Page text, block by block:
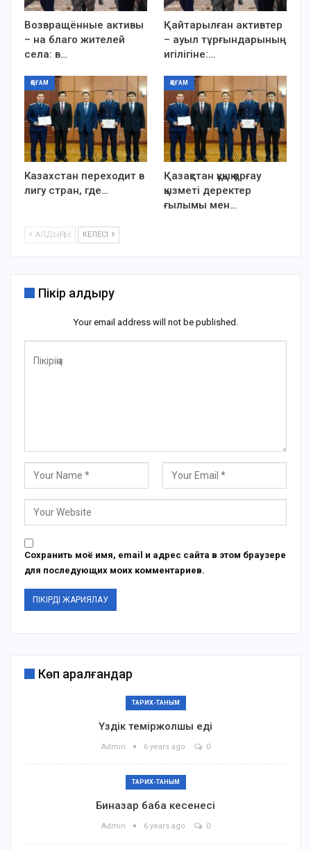
Возвращённые активы
– на благо жителей
села: в…
Қайтарылған активтер
– ауыл тұрғындарының
игілігіне:…
ҚОҒАМ
Казахстан переходит в
лигу стран, где…
ҚОҒАМ
Қазақстан құқық қорғау
қызметі деректер
ғылымы мен…
АЛДЫҢҒЫ КЕЛЕСІ
Пікір қалдыру
Your email address will not be published.
Сохранить моё имя, email и адрес сайта в этом браузере
для последующих моих комментариев.
Көп қаралғандар
ТАРИХ-ТАНЫМ
Үздік теміржолшы еді
Admin 6 years ago 0
ТАРИХ-ТАНЫМ
Биназар баба кесенесі
Admin 6 years ago 0